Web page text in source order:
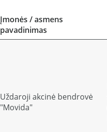
Įmonės / asmens
pavadinimas
Uždaroji akcinė bendrovė
"Movida"